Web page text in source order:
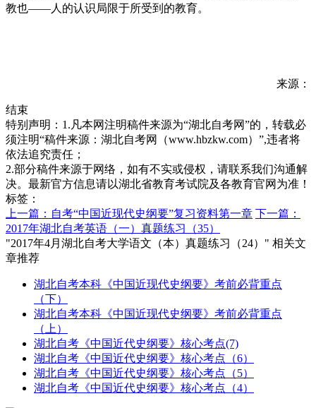
教也——人的认识局限于所受到的教育。
来源：
结束
特别声明：1.凡本网注明稿件来源为“湖北自考网”的，转载必
须注明“稿件来源：湖北自考网（www.hbzkw.com）”,违者将
依法追究责任；
2.部分稿件来源于网络，如有不实或侵权，请联系我们沟通解
决。最新官方信息请以湖北省教育考试院及各教育官网为准！
标签：
上一篇：自考“中国近现代史纲要”复习资料第一章 下一篇：
2017年湖北自考英语（一）真题练习（35）
"2017年4月湖北自考大学语文（本）真题练习（24）" 相关文
章推荐
湖北自考本科《中国近现代史纲要》考前必背重点
（下）
湖北自考本科《中国近现代史纲要》考前必背重点
（上）
湖北自考《中国近代史纲要》核心考点(7)
湖北自考《中国近代史纲要》核心考点（6）
湖北自考《中国近代史纲要》核心考点（5）
湖北自考《中国近代史纲要》核心考点（4）